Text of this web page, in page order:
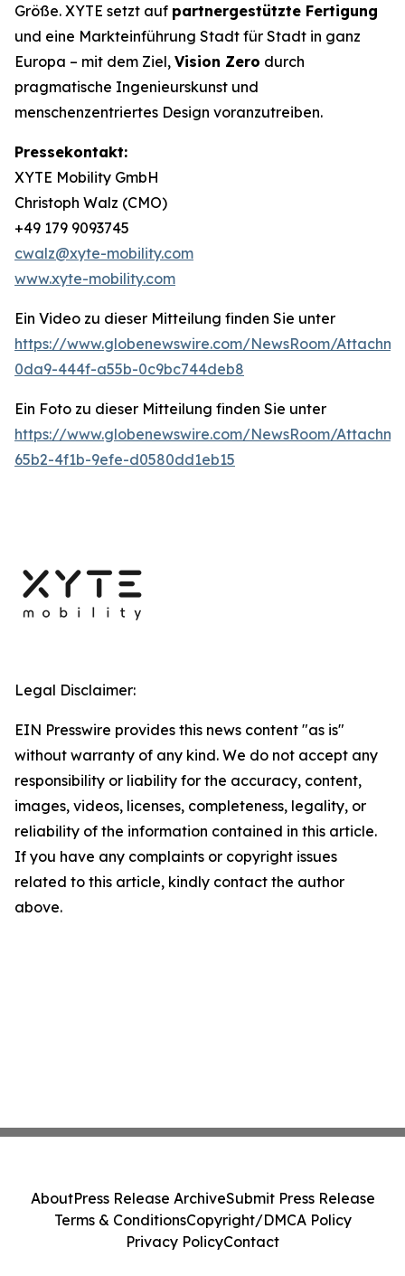
Größe. XYTE setzt auf partnergestützte Fertigung
und eine Markteinführung Stadt für Stadt in ganz
Europa – mit dem Ziel, Vision Zero durch
pragmatische Ingenieurskunst und
menschenzentriertes Design voranzutreiben.
Pressekontakt:
XYTE Mobility GmbH
Christoph Walz (CMO)
+49 179 9093745
cwalz@xyte-mobility.com
www.xyte-mobility.com
Ein Video zu dieser Mitteilung finden Sie unter
https://www.globenewswire.com/NewsRoom/
0da9-444f-a55b-0c9bc744deb8
Ein Foto zu dieser Mitteilung finden Sie unter
https://www.globenewswire.com/NewsRoom/
65b2-4f1b-9efe-d0580dd1eb15
Legal Disclaimer:
EIN Presswire provides this news content "as is"
without warranty of any kind. We do not accept any
responsibility or liability for the accuracy, content,
images, videos, licenses, completeness, legality, or
reliability of the information contained in this article.
If you have any complaints or copyright issues
related to this article, kindly contact the author
above.
AboutPress Release ArchiveSubmit Press Release
Terms & ConditionsCopyright/DMCA Policy
Privacy PolicyContact